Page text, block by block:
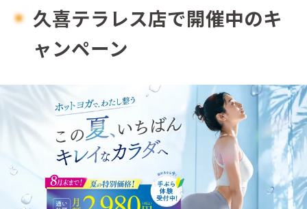
久喜テラレス店で開催中のキ
ャンペーン